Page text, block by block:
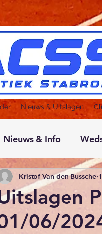
Nieuws & Uitslagen
Nieuws & Info
06/
Kristof Van den Bussche